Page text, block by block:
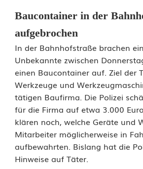
i
b
e
r
i
c
h
t
W
Baucontainer in der
aufgebrochen
In der Bahnhofstraße brachen
Unbekannte zwischen
einen Baucontainer auf. Ziel der
Werkzeuge und
tätigen Baufirma. Die Polizei
für die Firma auf etwa 3.000
klären noch, welche Geräte und
Mitarbeiter möglicherweise in
aufbewahrten. Bislang hat die
Hinweise auf Täter.